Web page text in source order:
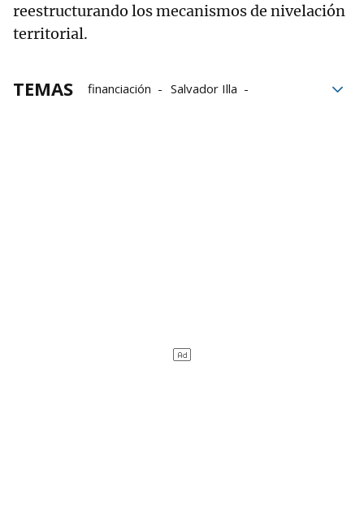
reestructurando los mecanismos de nivelación
territorial.
TEMAS financiación
Salvador Illa